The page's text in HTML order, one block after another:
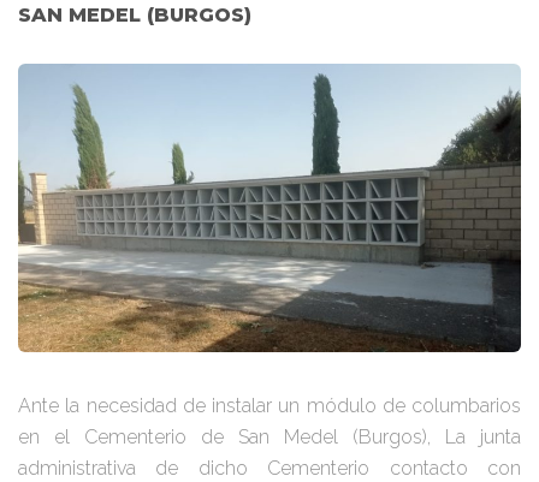
SAN MEDEL (BURGOS)
Ante la necesidad de instalar un módulo de columbarios
en el Cementerio de San Medel (Burgos), La junta
administrativa de dicho Cementerio contacto con